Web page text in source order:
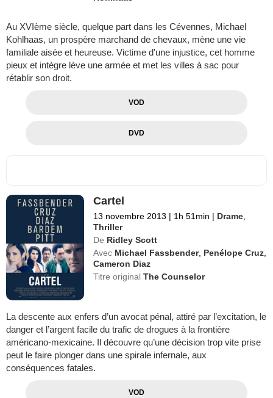
Au XVIème siècle, quelque part dans les Cévennes, Michael
Kohlhaas, un prospère marchand de chevaux, mène une vie
familiale aisée et heureuse. Victime d'une injustice, cet homme
pieux et intègre lève une armée et met les villes à sac pour
rétablir son droit.
VOD
DVD
Cartel
13 novembre 2013 | 1h 51min | Drame
Thriller
De Ridley Scott
Avec Michael Fassbender, Penélope Cruz
Cameron Diaz
Titre originalThe Counselor
La descente aux enfers d’un avocat pénal, attiré par l’excitation, le
danger et l’argent facile du trafic de drogues à la frontière
américano-mexicaine. Il découvre qu’une décision trop vite prise
peut le faire plonger dans une spirale infernale, aux
conséquences fatales.
VOD